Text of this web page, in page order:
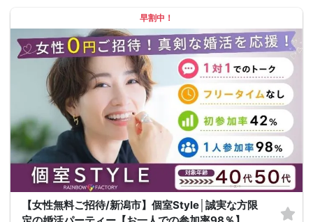
早割中！
【女性無料ご招待/新潟市】個室Style│誠実な方限